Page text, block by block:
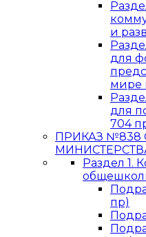
и
для
мире
для
704
ПРИКАЗ №838
Раздел 1.
пр)